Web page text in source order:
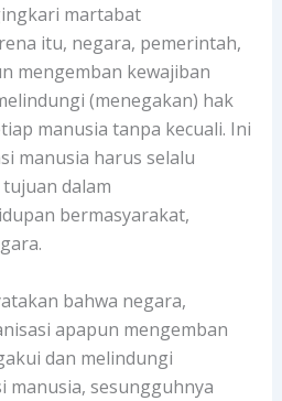
martabat
itu, negara, pemerintah,
mengemban kewajiban
(menegakan) hak
manusia tanpa kecuali. Ini
manusia harus selalu
dalam
bermasyarakat,
bahwa negara,
apapun mengemban
dan melindungi
manusia, sesungguhnya